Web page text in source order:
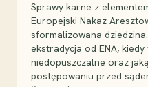
Sprawy karne z
Europejski Nakaz
sformalizowana
ekstradycja od ENA,
niedopuszczalne oraz
postępowaniu przed